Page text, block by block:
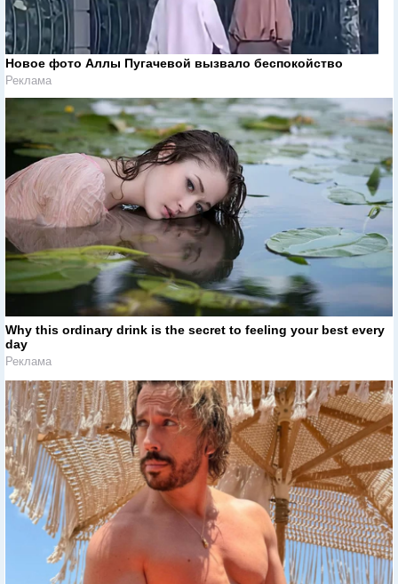
Новое фото Аллы Пугачевой вызвало беспокойство
Реклама
Why this ordinary drink is the secret to feeling your best every
day
Реклама